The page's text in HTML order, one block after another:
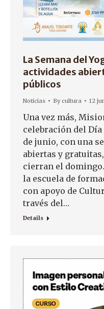
La Semana del
actividades
públicos
Noticias Bycultura 12
Una vez más,
celebración del Día
de junio, con una
abiertas y
cierran el
la escuela de
con apoyo de
través del…
Details